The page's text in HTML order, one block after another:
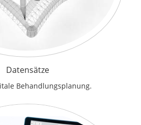
Datensätze
Behandlungsplanung.